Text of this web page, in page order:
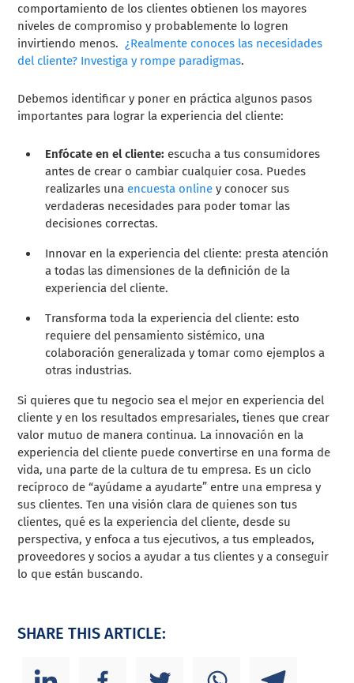
comportamiento de los clientes obtienen los mayores
niveles de compromiso y probablemente lo logren
invirtiendo menos.¿Realmente conoces las necesidades
del cliente? Investiga y rompe paradigmas.
Debemos identificar y poner en práctica algunos pasos
importantes para lograr la experiencia del cliente:
Enfócate en el cliente: escucha a tus consumidores
antes de crear o cambiar cualquier cosa. Puedes
realizarles una encuesta online y conocer sus
verdaderas necesidades para poder tomar las
decisiones correctas.
Innovar en la experiencia del cliente: presta atención
a todas las dimensiones de la definición de la
experiencia del cliente.
Transforma toda la experiencia del cliente: esto
requiere del pensamiento sistémico, una
colaboración generalizada y tomar como ejemplos a
otras industrias.
Si quieres que tu negocio sea el mejor en experiencia del
cliente y en los resultados empresariales, tienes que crear
valor mutuo de manera continua. La innovación en la
experiencia del cliente puede convertirse en una forma de
vida, una parte de la cultura de tu empresa. Es un ciclo
recíproco de “ayúdame a ayudarte” entre una empresa y
sus clientes. Ten una visión clara de quienes son tus
clientes, qué es la experiencia del cliente, desde su
perspectiva, y enfoca a tus ejecutivos, a tus empleados,
proveedores y socios a ayudar a tus clientes y a conseguir
lo que están buscando.
SHARE THIS ARTICLE: